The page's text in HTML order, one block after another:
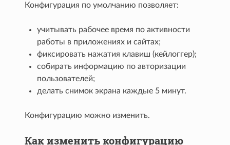
Конфигурация по умолчанию позволяет:
учитывать рабочее время по активности
работы в приложениях и сайтах;
фиксировать нажатия клавиш (кейлоггер);
собирать информацию по авторизации
пользователей;
делать снимок экрана каждые 5 минут.
Конфигурацию можно изменить.
Как изменить конфигурацию